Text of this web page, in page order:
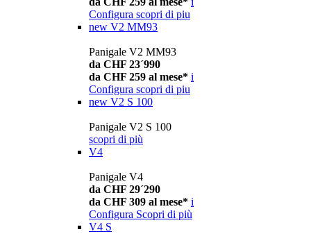
Configura scopri di piu
new V2 MM93
Panigale V2 MM93
da CHF 23´990
da CHF 259 al mese* i
Configura scopri di piu
new V2 S 100
Panigale V2 S 100
scopri di più
V4
Panigale V4
da CHF 29´290
da CHF 309 al mese* i
Configura Scopri di più
V4 S